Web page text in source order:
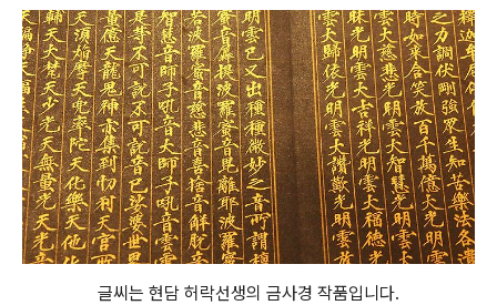
글씨는 현담 허락선생의 금사경 작품입니다.